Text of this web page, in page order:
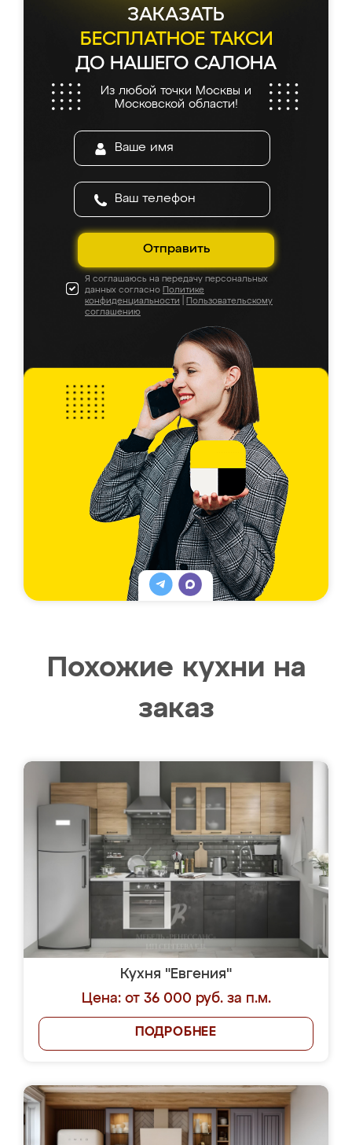
ЗАКАЗАТЬ
БЕСПЛАТНОЕ ТАКСИ
ДО НАШЕГО САЛОНА
Из любой точки Москвы и
Московской области!
Отправить
Я соглашаюсь на передачу персональных
данных согласно Политике
конфиденциальности
Пользовательскому
соглашению
Похожие кухни на
заказ
Кухня "Евгения"
Цена: от 36 000 руб. за п.м.
ПОДРОБНЕЕ